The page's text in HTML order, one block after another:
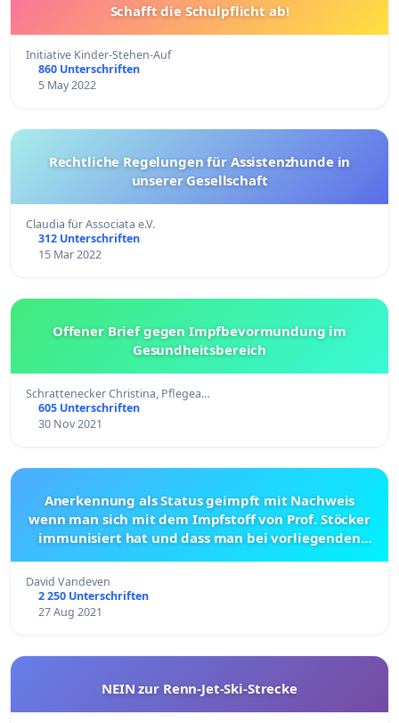
Schafft die Schulpflicht ab!
Initiative Kinder-Stehen-Auf
860 Unterschriften
5 May 2022
Rechtliche Regelungen für Assistenzhunde in
unserer Gesellschaft
Claudia für Associata e.V.
312 Unterschriften
15 Mar 2022
Offener Brief gegen Impfbevormundung im
Gesundheitsbereich
Schrattenecker Christina, Pflegea…
605 Unterschriften
30 Nov 2021
Anerkennung als Status geimpft mit Nachweis
wenn man sich mit dem Impfstoff von Prof. Stöcker
immunisiert hat und dass man bei vorliegenden
David Vandeven
2 250 Unterschriften
27 Aug 2021
NEIN zur Renn-Jet-Ski-Strecke